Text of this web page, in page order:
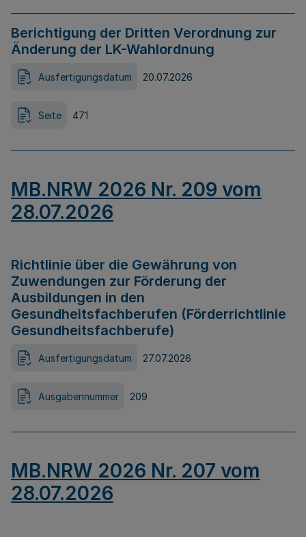
Berichtigung der Dritten Verordnung zur
Änderung der LK-Wahlordnung
Ausfertigungsdatum 20.07.2026
Seite 471
MB.NRW 2026 Nr. 209 vom
28.07.2026
Richtlinie über die Gewährung von
Zuwendungen zur Förderung der
Ausbildungen in den
Gesundheitsfachberufen (Förderrichtlinie
Gesundheitsfachberufe)
Ausfertigungsdatum 27.07.2026
Ausgabennummer 209
MB.NRW 2026 Nr. 207 vom
28.07.2026